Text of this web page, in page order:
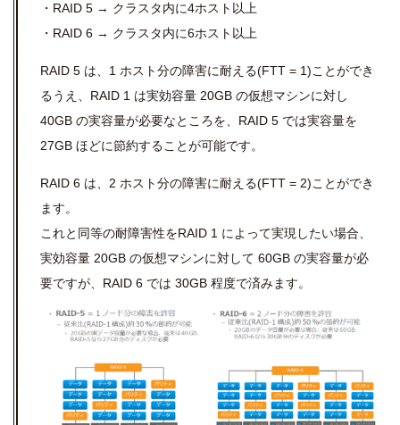
・RAID 5 → クラスタ内に4ホスト以上
・RAID 6 → クラスタ内に6ホスト以上
RAID 5 は、1 ホスト分の障害に耐える(FTT = 1)ことができ
るうえ、 RAID 1 は実効容量 20GB の仮想マシンに対し
40GB の実容量が必要なところを、RAID 5 では実容量を
27GB ほどに節約することが可能です。
RAID 6 は、2 ホスト分の障害に耐える(FTT = 2)ことができ
ます。
これと同等の耐障害性をRAID 1 によって実現したい場合、
実効容量 20GB の仮想マシンに対して 60GB の実容量が必
要ですが、RAID 6 では 30GB 程度で済みます。